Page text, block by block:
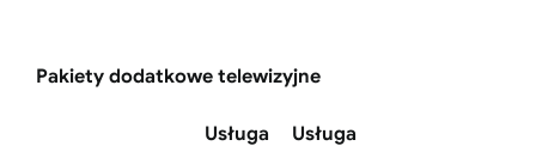
Pakiety dodatkowe telewizyjne
Usługa
Usługa